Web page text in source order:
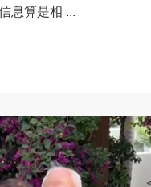
息算是相 ...